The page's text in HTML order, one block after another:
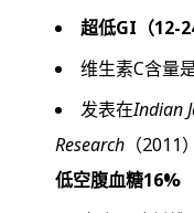
超低GI（12-
维生素C含量
发表在Indian
Research （
低空腹血糖16%